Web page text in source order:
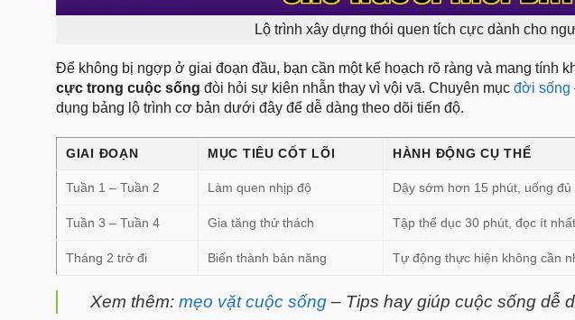
Lộ trình xây dựng thói quen tích cực dành cho
Để không bị ngợp ở giai đoạn đầu, bạn cần một kế hoạch rõ ràng và mang tính
cực trong cuộc sống đòi hỏi sự kiên nhẫn thay vì vội vã. Chuyên mục đời sống
dụng bảng lộ trình cơ bản dưới đây để dễ dàng theo dõi tiến độ.
GIAI ĐOẠN MỤC TIÊU CỐT LÕI HÀNH ĐỘNG CỤ THỂ
Tuần 1 – Tuần 2 Làm quen nhịp độ Dậy sớm hơn 15 phút, uống
Tuần 3 – Tuần 4 Gia tăng thử thách Tập thể dục 30 phút, đọc ít
Tháng 2 trở đi Biến thành bản năng Tự động thực hiện không cần
Xem thêm: mẹo vặt cuộc sống – Tips hay giúp cuộc sống dễ